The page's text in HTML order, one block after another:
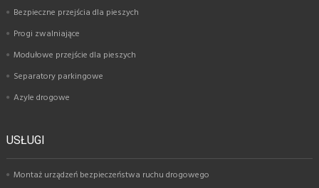
Bezpieczne przejścia dla pieszych
Progi zwalniające
Modułowe przejście dla pieszych
Separatory parkingowe
Azyle drogowe
USŁUGI
Montaż urządzeń bezpieczeństwa ruchu drogowego